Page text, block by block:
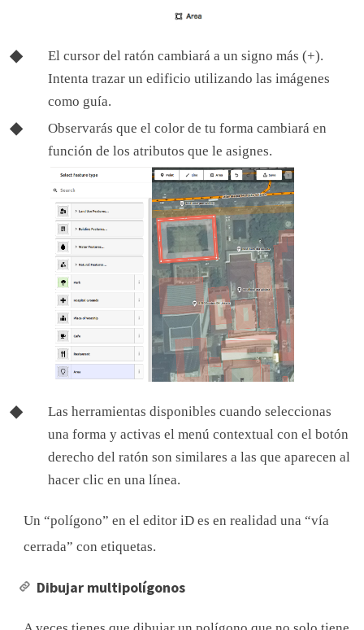
El cursor del ratón cambiará a un signo más (+).
Intenta trazar un edificio utilizando las imágenes
como guía.
Observarás que el color de tu forma cambiará en
función de los atributos que le asignes.
Las herramientas disponibles cuando seleccionas
una forma y activas el menú contextual con el botón
derecho del ratón son similares a las que aparecen al
hacer clic en una línea.
Un “polígono” en el editor iD es en realidad una “vía
cerrada” con etiquetas.
Dibujar multipolígonos